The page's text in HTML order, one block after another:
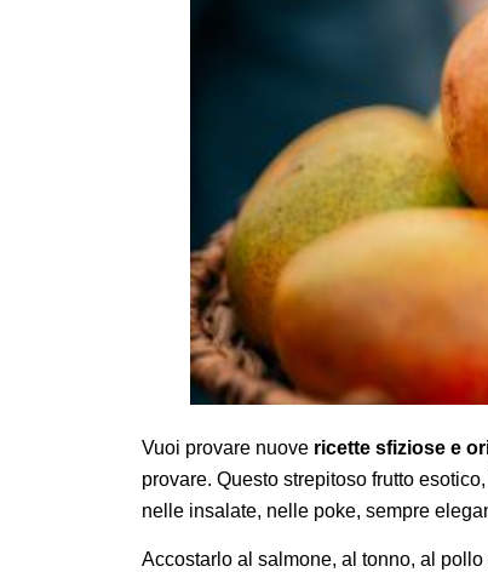
Vuoi provare nuove ricette sfiziose e
provare. Questo strepitoso frutto
nelle insalate, nelle poke, sempre
Accostarlo al salmone, al tonno, al